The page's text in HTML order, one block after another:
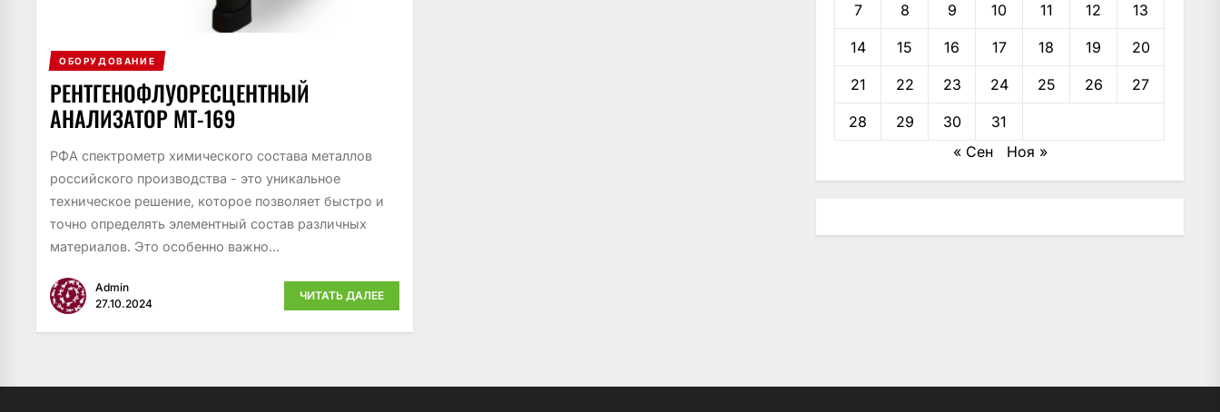
ОБОРУДОВАНИЕ
РЕНТГЕНОФЛУОРЕСЦЕНТНЫЙ
АНАЛИЗАТОР МТ-169
РФА спектрометр химического состава металлов
российского производства - это уникальное
техническое решение, которое позволяет быстро и
точно определять элементный состав различных
материалов. Это особенно важно...
Admin
27.10.2024
ЧИТАТЬ ДАЛЕЕ
7 8 9 10 11 12 13
14 15 16 17 18 19 20
21 22 23 24 25 26 27
28 29 30
31
« Сен
Ноя »